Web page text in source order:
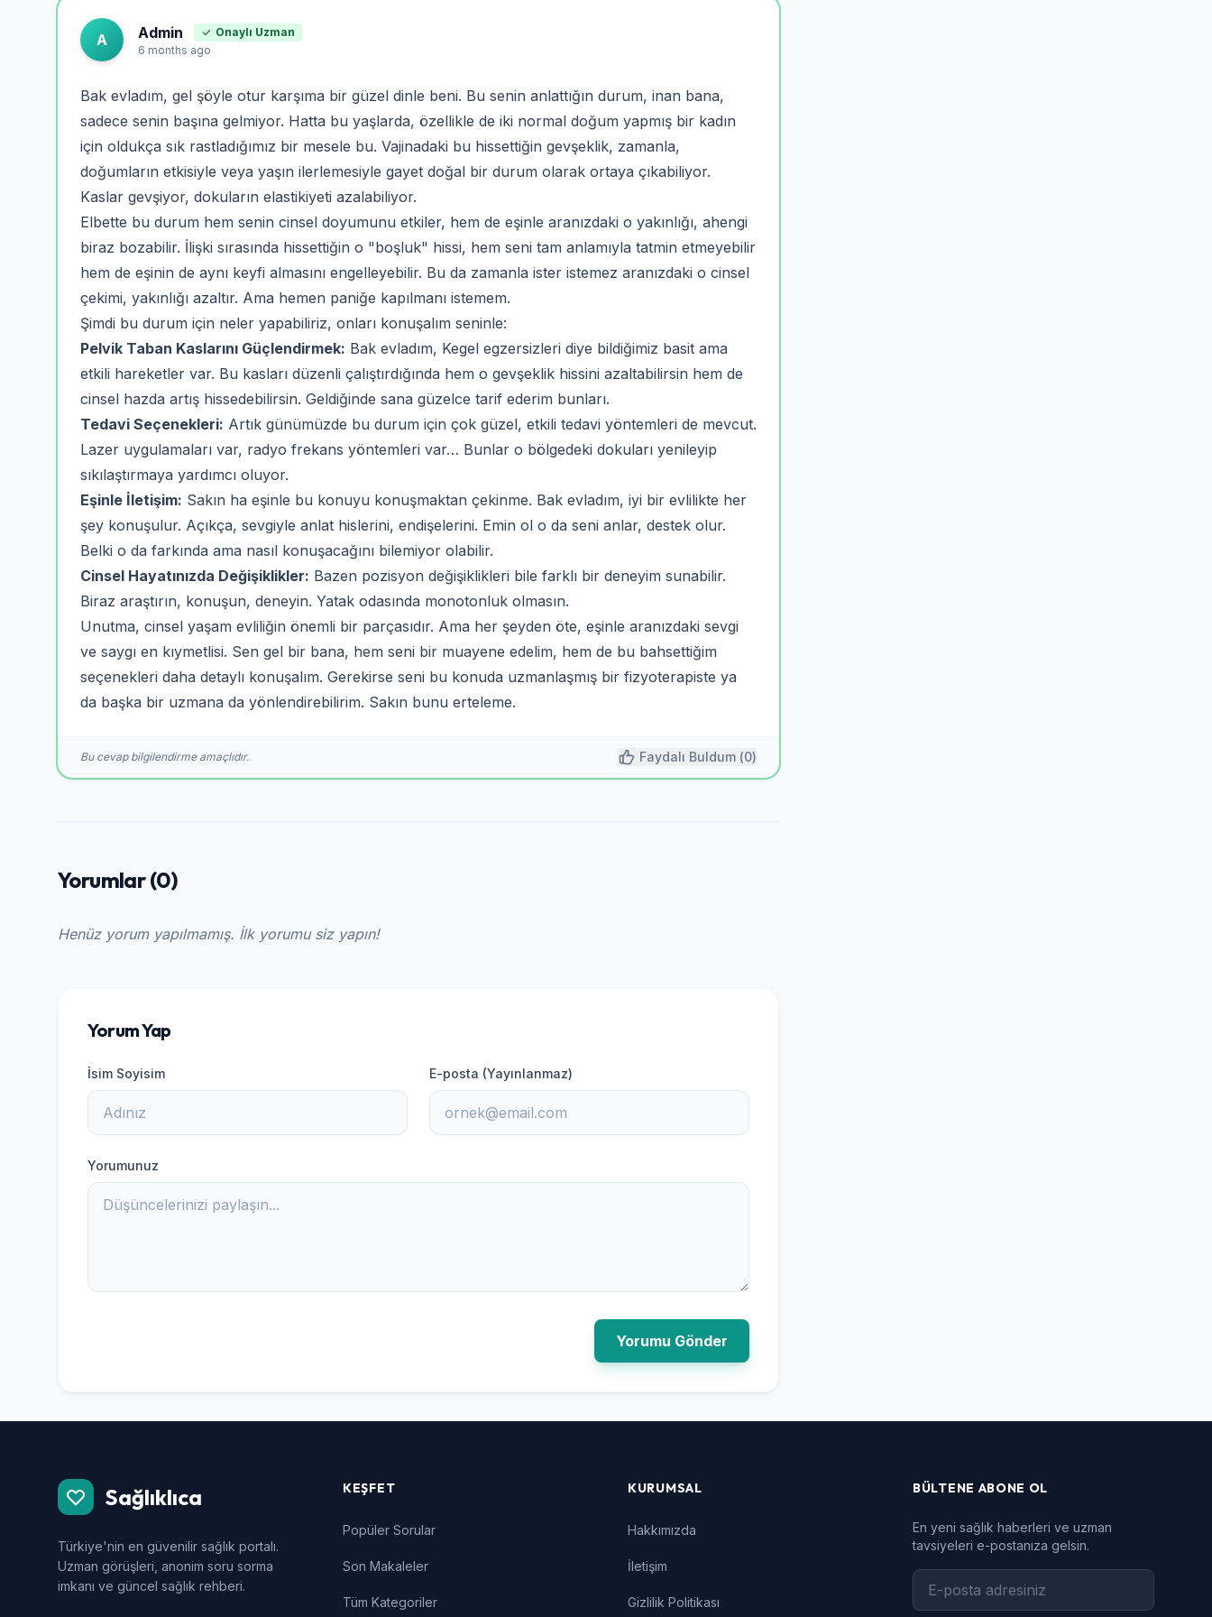
A Admin
Onaylı Uzman
6 months ago
Bak evladım, gel şöyle otur karşıma bir güzel dinle beni. Bu senin anlattığın durum, inan bana,
sadece senin başına gelmiyor. Hatta bu yaşlarda, özellikle de iki normal doğum yapmış bir kadın
için oldukça sık rastladığımız bir mesele bu. Vajinadaki bu hissettiğin gevşeklik, zamanla,
doğumların etkisiyle veya yaşın ilerlemesiyle gayet doğal bir durum olarak ortaya çıkabiliyor.
Kaslar gevşiyor, dokuların elastikiyeti azalabiliyor.
Elbette bu durum hem senin cinsel doyumunu etkiler, hem de eşinle aranızdaki o yakınlığı, ahengi
biraz bozabilir. İlişki sırasında hissettiğin o "boşluk" hissi, hem seni tam anlamıyla tatmin etmeyebilir
hem de eşinin de aynı keyfi almasını engelleyebilir. Bu da zamanla ister istemez aranızdaki o cinsel
çekimi, yakınlığı azaltır. Ama hemen paniğe kapılmanı istemem.
Şimdi bu durum için neler yapabiliriz, onları konuşalım seninle:
Pelvik Taban Kaslarını Güçlendirmek: Bak evladım, Kegel egzersizleri diye bildiğimiz basit ama
etkili hareketler var. Bu kasları düzenli çalıştırdığında hem o gevşeklik hissini azaltabilirsin hem de
cinsel hazda artış hissedebilirsin. Geldiğinde sana güzelce tarif ederim bunları.
Tedavi Seçenekleri: Artık günümüzde bu durum için çok güzel, etkili tedavi yöntemleri de mevcut.
Lazer uygulamaları var, radyo frekans yöntemleri var… Bunlar o bölgedeki dokuları yenileyip
sıkılaştırmaya yardımcı oluyor.
Eşinle İletişim: Sakın ha eşinle bu konuyu konuşmaktan çekinme. Bak evladım, iyi bir evlilikte her
şey konuşulur. Açıkça, sevgiyle anlat hislerini, endişelerini. Emin ol o da seni anlar, destek olur.
Belki o da farkında ama nasıl konuşacağını bilemiyor olabilir.
Cinsel Hayatınızda Değişiklikler: Bazen pozisyon değişiklikleri bile farklı bir deneyim sunabilir.
Biraz araştırın, konuşun, deneyin. Yatak odasında monotonluk olmasın.
Unutma, cinsel yaşam evliliğin önemli bir parçasıdır. Ama her şeyden öte, eşinle aranızdaki sevgi
ve saygı en kıymetlisi. Sen gel bir bana, hem seni bir muayene edelim, hem de bu bahsettiğim
seçenekleri daha detaylı konuşalım. Gerekirse seni bu konuda uzmanlaşmış bir fizyoterapiste ya
da başka bir uzmana da yönlendirebilirim. Sakın bunu erteleme.
Bu cevap bilgilendirme amaçlıdır. Faydalı Buldum (0)
Yorumlar (0)
Henüz yorum yapılmamış. İlk yorumu siz yapın!
Yorum Yap
İsim Soyisim E-posta (Yayınlanmaz)
Yorumunuz
Yorumu Gönder
Sağlıklıca
Türkiye'nin en güvenilir sağlık portalı.
Uzman görüşleri, anonim soru sorma
imkanı ve güncel sağlık rehberi.
KEŞFET
Popüler Sorular
Son Makaleler
Tüm Kategoriler
KURUMSAL
Hakkımızda
İletişim
Gizlilik Politikası
BÜLTENE ABONE OL
En yeni sağlık haberleri ve uzman
tavsiyeleri e-postanıza gelsin.